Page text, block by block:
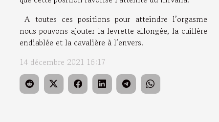
A toutes ces positions pour atteindre l’orgasme
nous pouvons ajouter la levrette allongée, la cuillère
endiablée et la cavalière à l’envers.
14 décembre 2021 16:17